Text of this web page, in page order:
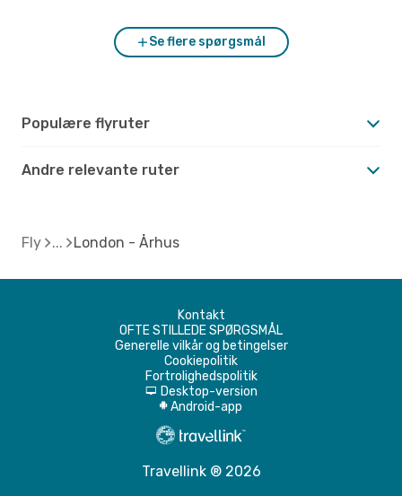
Se flere spørgsmål
Populære flyruter
Andre relevante ruter
Fly London - Århus
Kontakt
OFTE STILLEDE SPØRGSMÅL
Generelle vilkår og betingelser
Cookiepolitik
Fortrolighedspolitik
d Desktop-version
A Android-app
Travellink ® 2026